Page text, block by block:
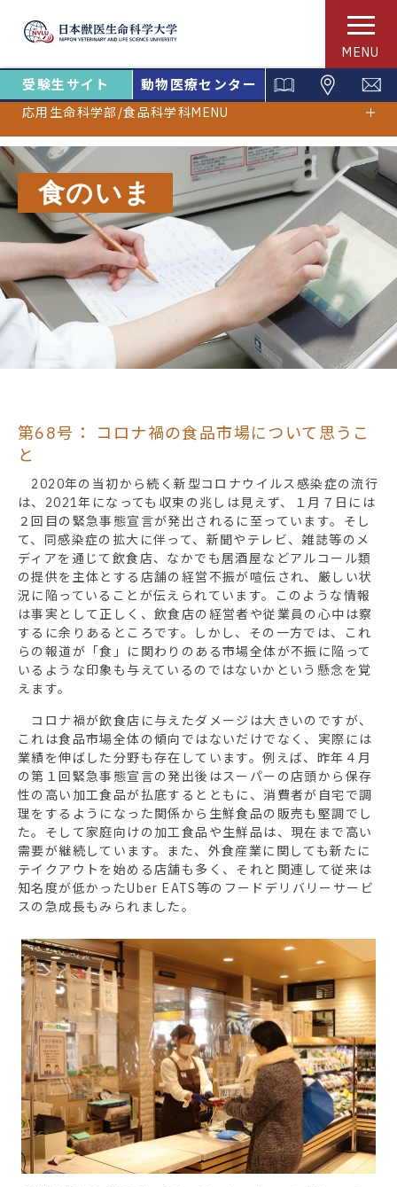
MENU
受験生サイト 動物医療センター
食のいま
応用生命科学部/食品科学科MENU
第68号： コロナ禍の食品市場について思うこ
と
2020年の当初から続く新型コロナウイルス感染症の流行
は、2021年になっても収束の兆しは見えず、１月７日には
２回目の緊急事態宣言が発出されるに至っています。そし
て、同感染症の拡大に伴って、新聞やテレビ、雑誌等のメ
ディアを通じて飲食店、なかでも居酒屋などアルコール類
の提供を主体とする店舗の経営不振が喧伝され、厳しい状
況に陥っていることが伝えられています。このような情報
は事実として正しく、飲食店の経営者や従業員の心中は察
するに余りあるところです。しかし、その一方では、これ
らの報道が「食」に関わりのある市場全体が不振に陥って
いるような印象も与えているのではないかという懸念を覚
えます。
コロナ禍が飲食店に与えたダメージは大きいのですが、
これは食品市場全体の傾向ではないだけでなく、実際には
業績を伸ばした分野も存在しています。例えば、昨年４月
の第１回緊急事態宣言の発出後はスーパーの店頭から保存
性の高い加工食品が払底するとともに、消費者が自宅で調
理をするようになった関係から生鮮食品の販売も堅調でし
た。そして家庭向けの加工食品や生鮮品は、現在まで高い
需要が継続しています。また、外食産業に関しても新たに
テイクアウトを始める店舗も多く、それと関連して従来は
知名度が低かったUber EATS等のフードデリバリーサービ
スの急成長もみられました。